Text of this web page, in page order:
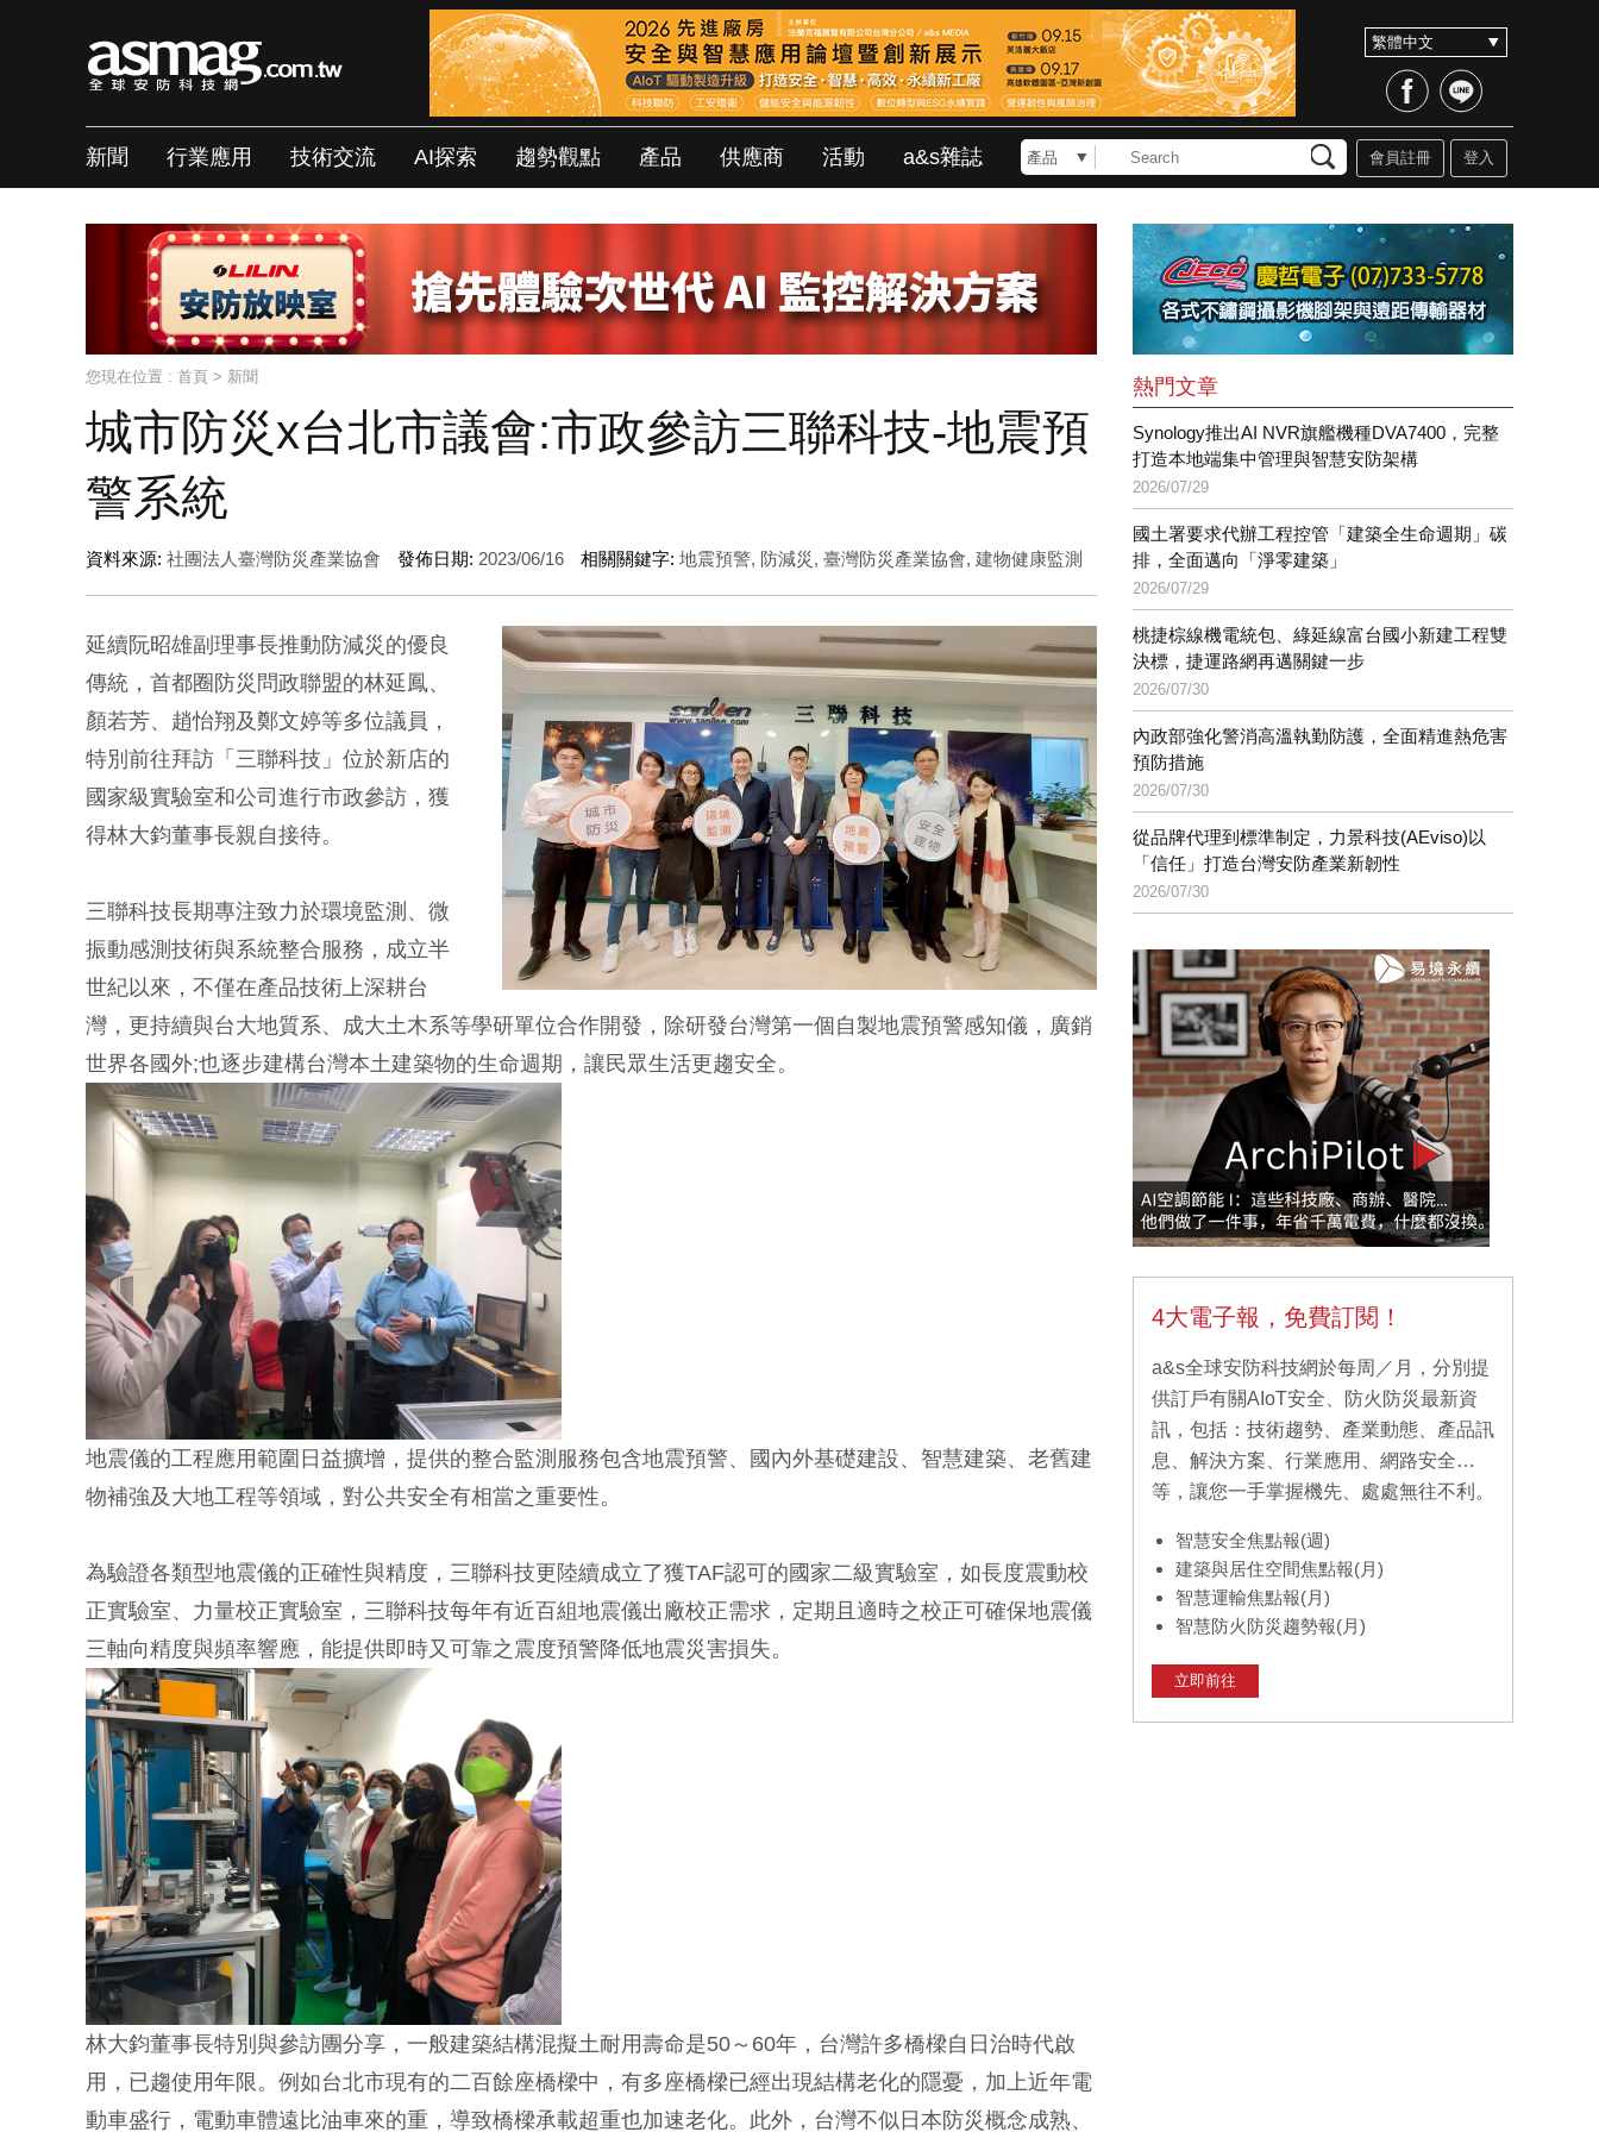
新聞 行業應用 技術交流 AI探索 趨勢觀點 產品 供應商 活動 a&s雜誌 登入
會員註冊
您現在位置 : 首頁 > 新聞
城市防災x台北市議會:市政參訪三聯科技-地震預
警系統
資料來源: 社團法人臺灣防災產業協會 發佈日期: 2023/06/16 相關關鍵字: 地震預警, 防減災, 臺灣防災產業協會, 建物健康監測
延續阮昭雄副理事長推動防減災的優良
傳統，首都圈防災問政聯盟的林延鳳、
顏若芳、趙怡翔及鄭文婷等多位議員，
特別前往拜訪「三聯科技」位於新店的
國家級實驗室和公司進行市政參訪，獲
得林大鈞董事長親自接待。
三聯科技長期專注致力於環境監測、微
振動感測技術與系統整合服務，成立半
世紀以來，不僅在產品技術上深耕台
灣，更持續與台大地質系、成大土木系等學研單位合作開發，除研發台灣第一個自製地震預警感知儀，廣銷
世界各國外;也逐步建構台灣本土建築物的生命週期，讓民眾生活更趨安全。
地震儀的工程應用範圍日益擴增，提供的整合監測服務包含地震預警、國內外基礎建設、智慧建築、老舊建
物補強及大地工程等領域，對公共安全有相當之重要性。
為驗證各類型地震儀的正確性與精度，三聯科技更陸續成立了獲TAF認可的國家二級實驗室，如長度震動校
正實驗室、力量校正實驗室，三聯科技每年有近百組地震儀出廠校正需求，定期且適時之校正可確保地震儀
三軸向精度與頻率響應，能提供即時又可靠之震度預警降低地震災害損失。
林大鈞董事長特別與參訪團分享，一般建築結構混擬土耐用壽命是50～60年，台灣許多橋樑自日治時代啟
用，已趨使用年限。例如台北市現有的二百餘座橋樑中，有多座橋樑已經出現結構老化的隱憂，加上近年電
動車盛行，電動車體遠比油車來的重，導致橋樑承載超重也加速老化。此外，台灣不似日本防災概念成熟、
熱門文章
Synology推出AI NVR旗艦機種DVA7400，完整
打造本地端集中管理與智慧安防架構
2026/07/29
國土署要求代辦工程控管「建築全生命週期」碳
排，全面邁向「淨零建築」
2026/07/29
桃捷棕線機電統包、綠延線富台國小新建工程雙
決標，捷運路網再邁關鍵一步
2026/07/30
內政部強化警消高溫執勤防護，全面精進熱危害
預防措施
2026/07/30
從品牌代理到標準制定，力景科技(AEviso)以
「信任」打造台灣安防產業新韌性
2026/07/30
4大電子報，免費訂閱！
a&s全球安防科技網於每周／月，分別提
供訂戶有關AIoT安全、防火防災最新資
訊，包括：技術趨勢、產業動態、產品訊
息、解決方案、行業應用、網路安全…
等，讓您一手掌握機先、處處無往不利。
智慧安全焦點報(週)
建築與居住空間焦點報(月)
智慧運輸焦點報(月)
智慧防火防災趨勢報(月)
立即前往